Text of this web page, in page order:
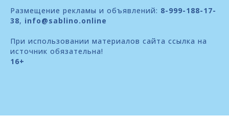
Размещение рекламы и объявлений: 8-999-188-17-
38, info@sablino.online
При использовании материалов сайта ссылка на
источник обязательна!
16+